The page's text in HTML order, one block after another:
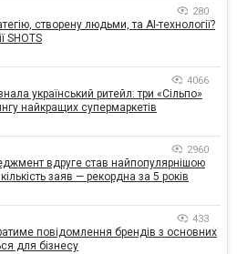
280
створену людьми, та AI-технології?
SHOTS
4066
український ритейл: три «Сільпо»
найкращих супермаркетів
2960
вдруге став найпопулярнішою
заяв — рекордна за 5 років
433
повідомлення брендів з основних
для бізнесу